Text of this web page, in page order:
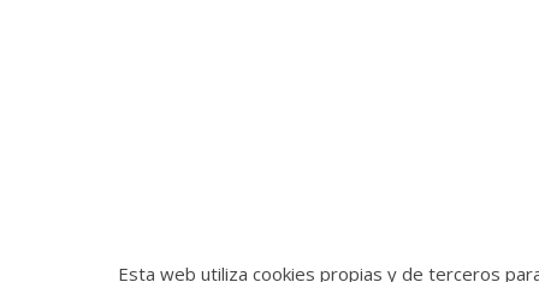
Esta web utiliza cookies propias y de terceros